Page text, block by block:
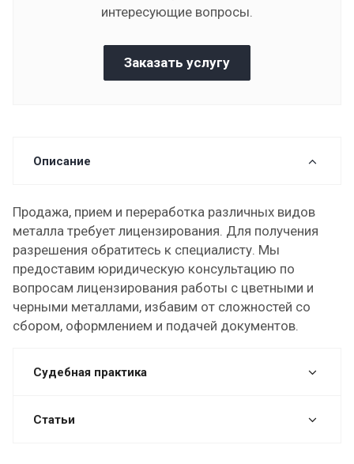
интересующие вопросы.
Заказать услугу
Описание
Продажа, прием и переработка различных видов
металла требует лицензирования. Для получения
разрешения обратитесь к специалисту. Мы
предоставим юридическую консультацию по
вопросам лицензирования работы с цветными и
черными металлами, избавим от сложностей со
сбором, оформлением и подачей документов.
Судебная практика
Статьи